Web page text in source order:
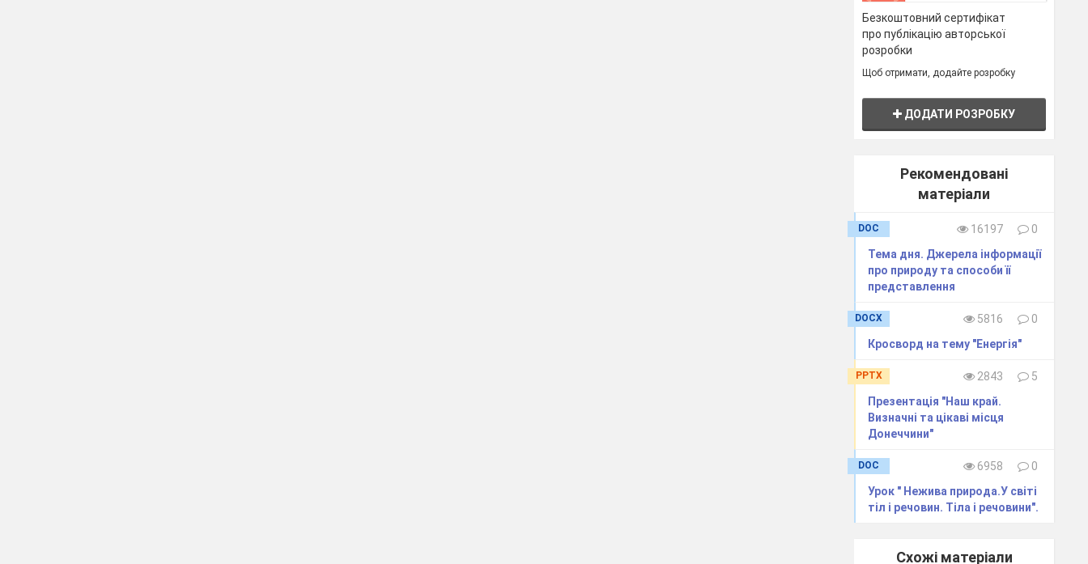
Безкоштовний сертифікат
про публікацію авторської
розробки
Щоб отримати, додайте розробку
ДОДАТИ РОЗРОБКУ
Рекомендовані
матеріали
DOC 16197
0
Тема дня. Джерела інформації
про природу та способи її
представлення
DOCX 5816
0
Кросворд на тему "Енергія"
PPTX 2843
5
Презентація "Наш край.
Визначні та цікаві місця
Донеччини"
DOC 6958
0
Урок " Нежива природа.У світі
тіл і речовин. Тіла і речовини".
Схожі матеріали